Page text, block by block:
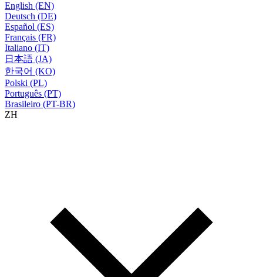
English (EN)
Deutsch (DE)
Español (ES)
Français (FR)
Italiano (IT)
日本語 (JA)
한국어 (KO)
Polski (PL)
Português (PT)
Brasileiro (PT-BR)
ZH